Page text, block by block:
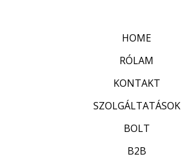
HOME
RÓLAM
KONTAKT
SZOLGÁLTATÁSOK
BOLT
B2B